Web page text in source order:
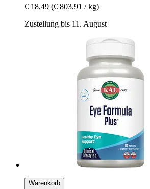
€ 18,49 (€ 803,91 / kg)
Zustellung bis 11. August
Warenkorb